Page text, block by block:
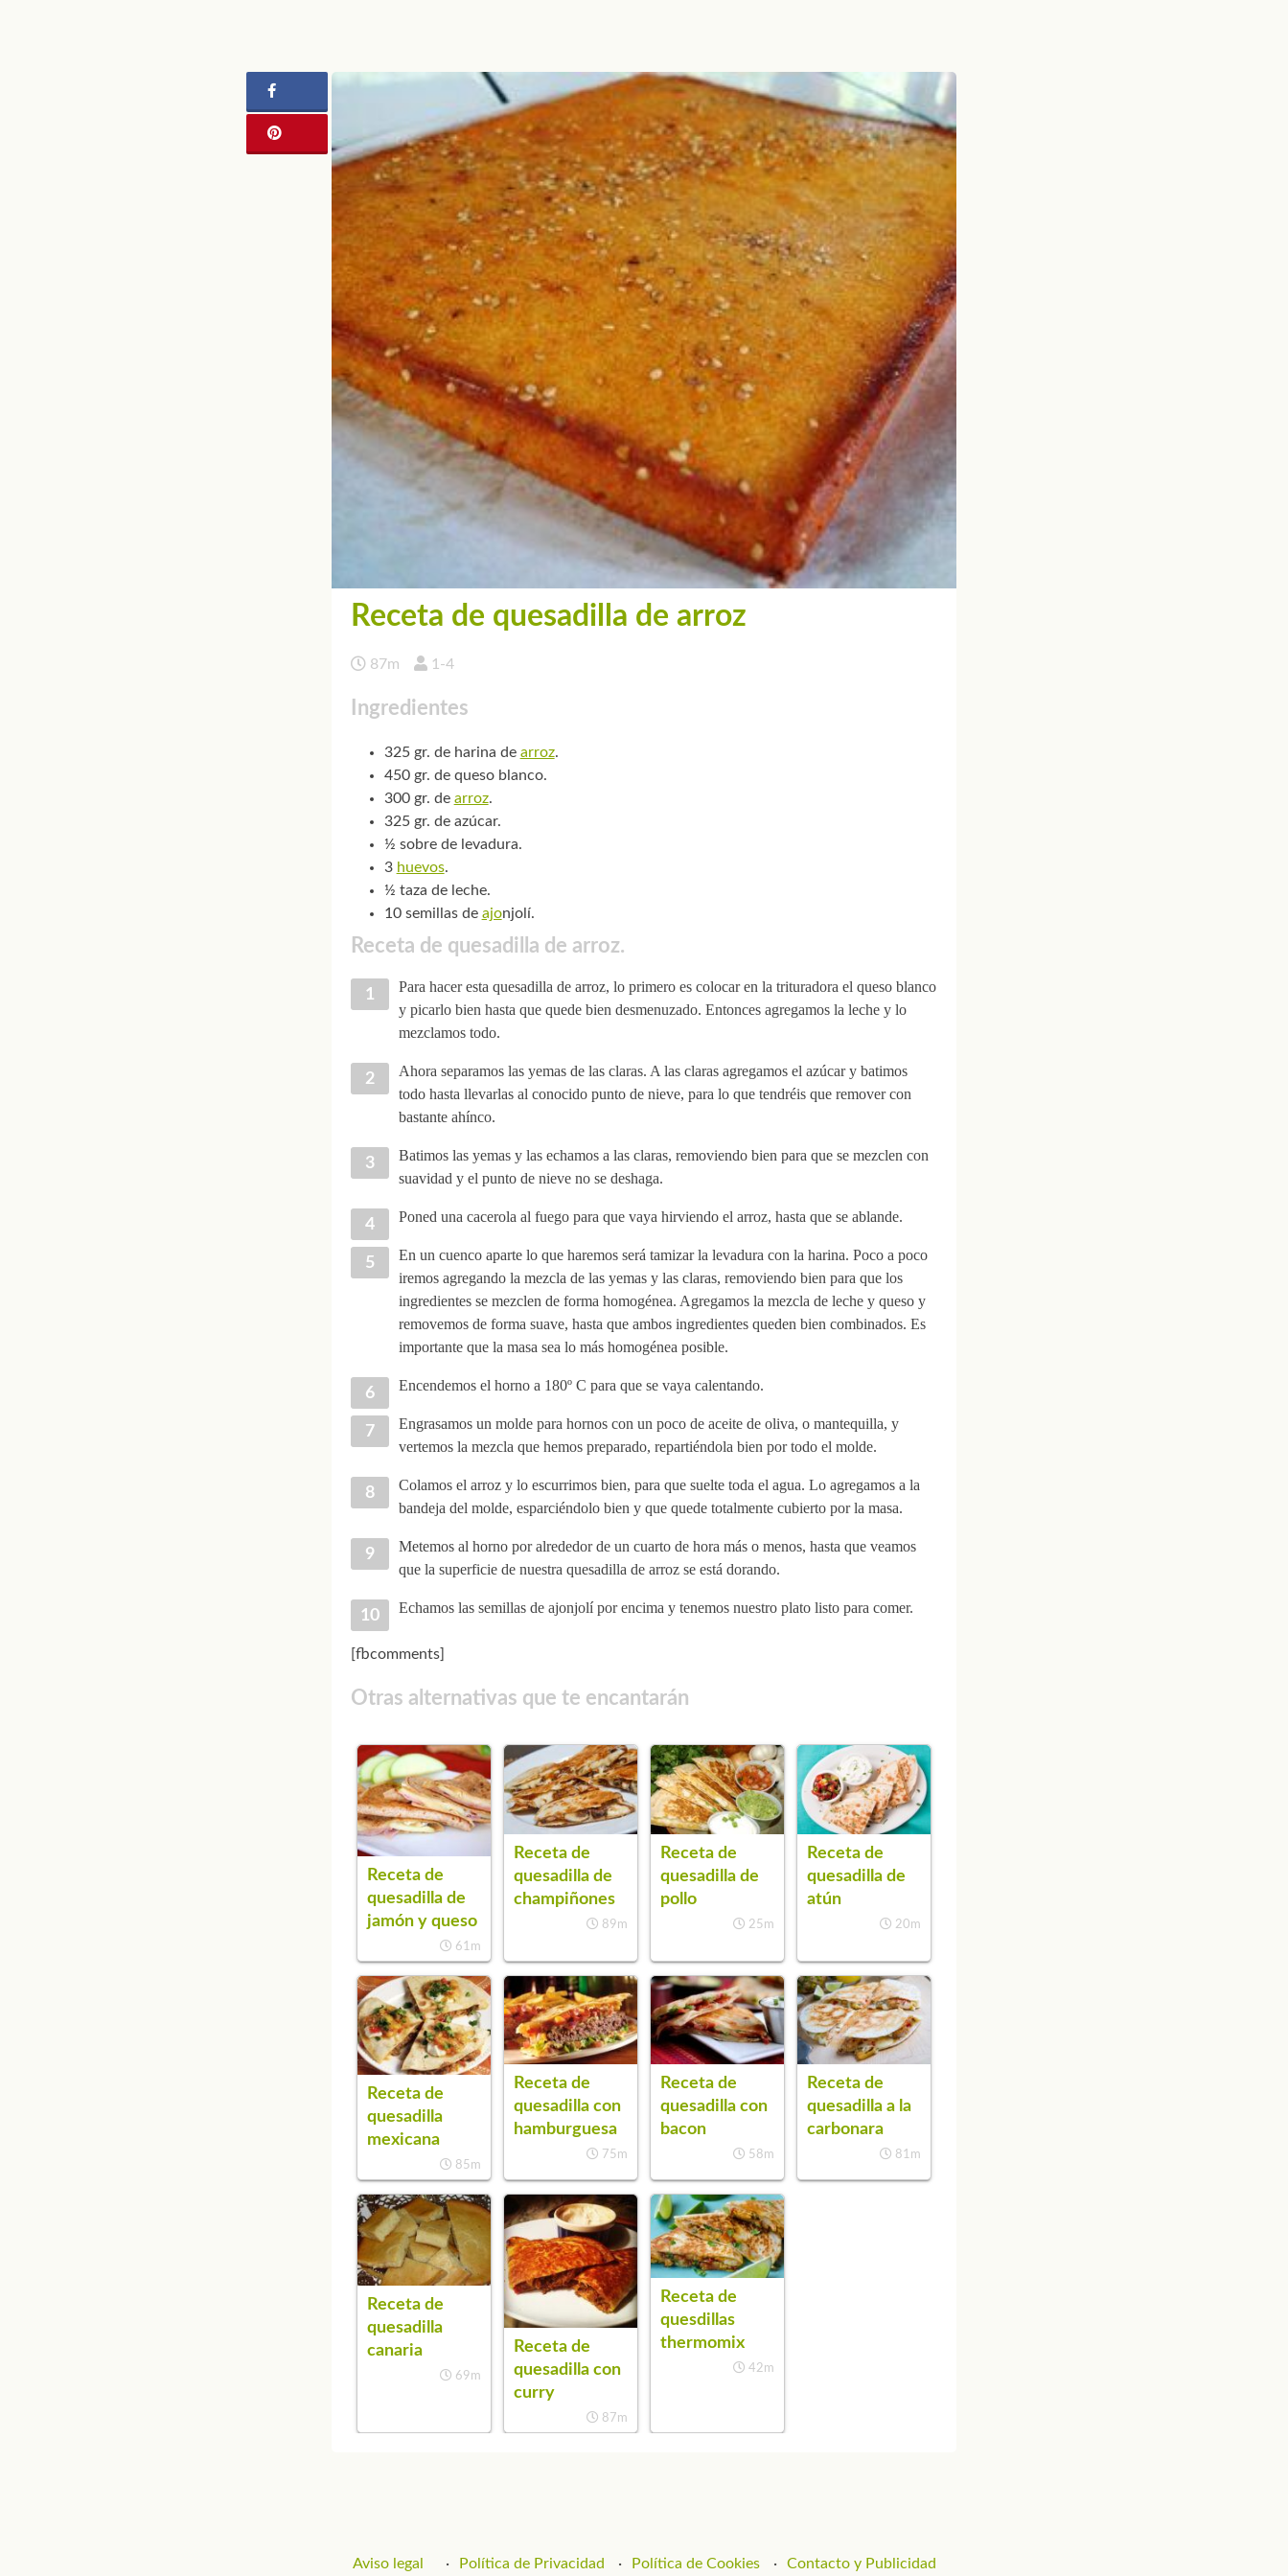
Receta de quesadilla de arroz
87m 1-4
Ingredientes
325 gr. de harina de arroz.
450 gr. de queso blanco.
300 gr. de arroz.
325 gr. de azúcar.
½ sobre de levadura.
3 huevos.
½ taza de leche.
10 semillas de ajonjolí.
Receta de quesadilla de arroz.
Para hacer esta quesadilla de arroz, lo primero es colocar en la trituradora el queso blanco
y picarlo bien hasta que quede bien desmenuzado. Entonces agregamos la leche y lo
mezclamos todo.
Ahora separamos las yemas de las claras. A las claras agregamos el azúcar y batimos
todo hasta llevarlas al conocido punto de nieve, para lo que tendréis que remover con
bastante ahínco.
Batimos las yemas y las echamos a las claras, removiendo bien para que se mezclen con
suavidad y el punto de nieve no se deshaga.
Poned una cacerola al fuego para que vaya hirviendo el arroz, hasta que se ablande.
En un cuenco aparte lo que haremos será tamizar la levadura con la harina. Poco a poco
iremos agregando la mezcla de las yemas y las claras, removiendo bien para que los
ingredientes se mezclen de forma homogénea. Agregamos la mezcla de leche y queso y
removemos de forma suave, hasta que ambos ingredientes queden bien combinados. Es
importante que la masa sea lo más homogénea posible.
Encendemos el horno a 180º C para que se vaya calentando.
Engrasamos un molde para hornos con un poco de aceite de oliva, o mantequilla, y
vertemos la mezcla que hemos preparado, repartiéndola bien por todo el molde.
Colamos el arroz y lo escurrimos bien, para que suelte toda el agua. Lo agregamos a la
bandeja del molde, esparciéndolo bien y que quede totalmente cubierto por la masa.
Metemos al horno por alrededor de un cuarto de hora más o menos, hasta que veamos
que la superficie de nuestra quesadilla de arroz se está dorando.
Echamos las semillas de ajonjolí por encima y tenemos nuestro plato listo para comer.
[fbcomments]
Otras alternativas que te encantarán
Receta de
quesadilla de
jamón y queso
61m
Receta de
quesadilla de
champiñones
89m
Receta de
quesadilla de
pollo
25m
Receta de
quesadilla de
atún
20m
Receta de
quesadilla
mexicana
85m
Receta de
quesadilla con
hamburguesa
75m
Receta de
quesadilla con
bacon
58m
Receta de
quesadilla a la
carbonara
81m
Receta de
quesadilla
canaria
69m
Receta de
quesadilla con
curry
87m
Receta de
quesdillas
thermomix
42m
Aviso legal Política de Privacidad Política de Cookies Contacto y Publicidad